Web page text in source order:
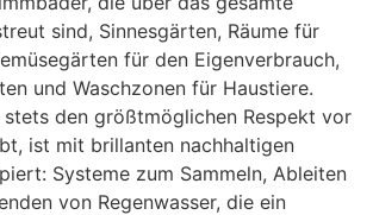
sind, Sinnesgärten, Räume für
für den Eigenverbrauch,
und Waschzonen für Haustiere.
stets den größtmöglichen Respekt vor
ist mit brillanten nachhaltigen
Systeme zum Sammeln, Ableiten
von Regenwasser, die ein